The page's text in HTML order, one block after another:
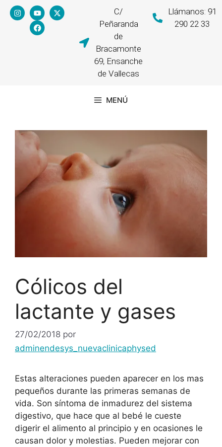
C/
Peñaranda
de
Bracamonte
69, Ensanche
de Vallecas
Llámanos: 91
290 22 33
MENÚ
Cólicos del
lactante y gases
27/02/2018 por
adminendesys_nuevaclinicaphysed
Estas alteraciones pueden aparecer en los mas
pequeños durante las primeras semanas de
vida. Son síntoma de inmadurez del sistema
digestivo, que hace que al bebé le cueste
digerir el alimento al principio y en ocasiones le
causan dolor y molestias. Pueden mejorar con